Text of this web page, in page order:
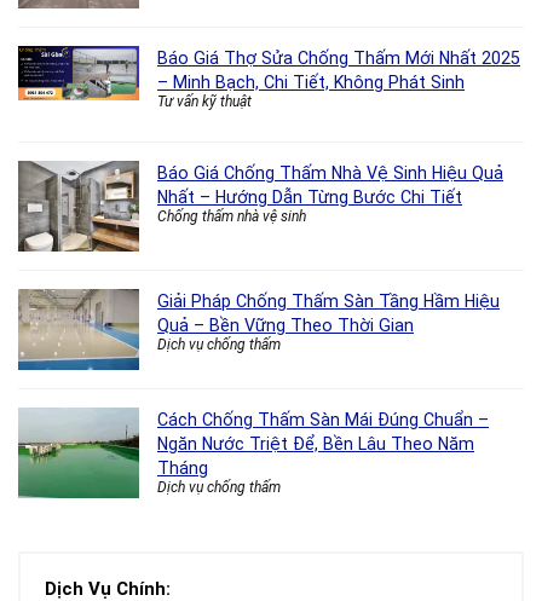
Báo Giá Thợ Sửa Chống Thấm Mới Nhất 2025
– Minh Bạch, Chi Tiết, Không Phát Sinh
Tư vấn kỹ thuật
Báo Giá Chống Thấm Nhà Vệ Sinh Hiệu Quả
Nhất – Hướng Dẫn Từng Bước Chi Tiết
Chống thấm nhà vệ sinh
Giải Pháp Chống Thấm Sàn Tầng Hầm Hiệu
Quả – Bền Vững Theo Thời Gian
Dịch vụ chống thấm
Cách Chống Thấm Sàn Mái Đúng Chuẩn –
Ngăn Nước Triệt Để, Bền Lâu Theo Năm
Tháng
Dịch vụ chống thấm
Dịch Vụ Chính: